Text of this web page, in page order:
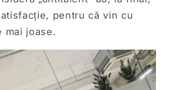
pentru că vin cu
mai joase.